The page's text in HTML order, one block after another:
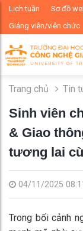
Lịch tuần Sơ đồ
Giảng viên/viên chức
Trang chủ Tin
Sinh viên
& Giao
tương lai
04/11/2025
Trong bối cảnh